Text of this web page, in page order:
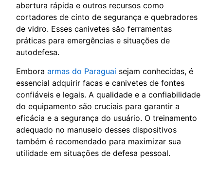
abertura rápida e outros recursos como
cortadores de cinto de segurança e quebradores
de vidro. Esses canivetes são ferramentas
práticas para emergências e situações de
autodefesa.
Embora armas do Paraguai sejam conhecidas, é
essencial adquirir facas e canivetes de fontes
confiáveis e legais. A qualidade e a confiabilidade
do equipamento são cruciais para garantir a
eficácia e a segurança do usuário. O treinamento
adequado no manuseio desses dispositivos
também é recomendado para maximizar sua
utilidade em situações de defesa pessoal.